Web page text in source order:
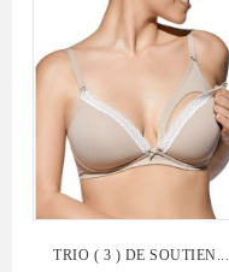
TRIO ( 3 ) DE SOUTIEN...